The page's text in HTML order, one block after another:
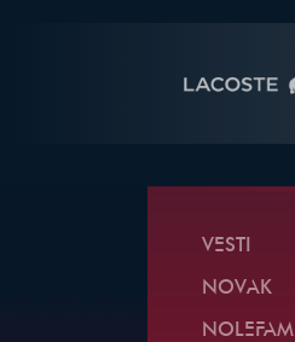
VESTI
NOVAK
NOLEFAM